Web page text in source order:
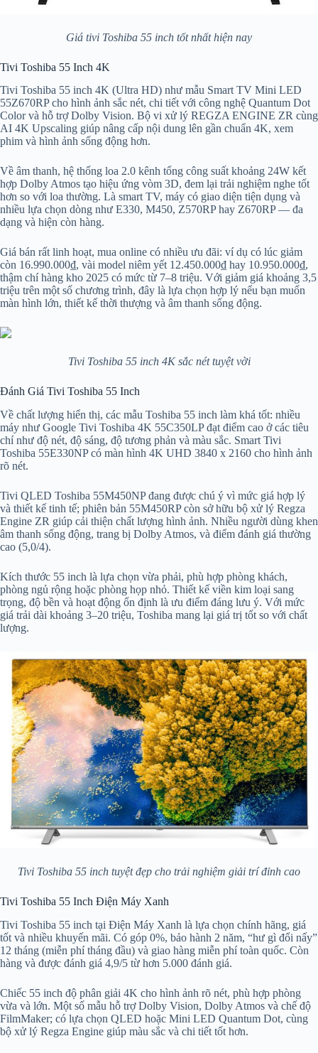
Giá tivi Toshiba 55 inch tốt nhất hiện nay
Tivi Toshiba 55 Inch 4K
Tivi Toshiba 55 inch 4K (Ultra HD) như mẫu Smart TV Mini LED
55Z670RP cho hình ảnh sắc nét, chi tiết với công nghệ Quantum Dot
Color và hỗ trợ Dolby Vision. Bộ vi xử lý REGZA ENGINE ZR cùng
AI 4K Upscaling giúp nâng cấp nội dung lên gần chuẩn 4K, xem
phim và hình ảnh sống động hơn.
Về âm thanh, hệ thống loa 2.0 kênh tổng công suất khoảng 24W kết
hợp Dolby Atmos tạo hiệu ứng vòm 3D, đem lại trải nghiệm nghe tốt
hơn so với loa thường. Là smart TV, máy có giao diện tiện dụng và
nhiều lựa chọn dòng như E330, M450, Z570RP hay Z670RP — đa
dạng và hiện còn hàng.
Giá bán rất linh hoạt, mua online có nhiều ưu đãi: ví dụ có lúc giảm
còn 16.990.000₫, vài model niêm yết 12.450.000₫ hay 10.950.000₫,
thậm chí hàng kho 2025 có mức từ 7–8 triệu. Với giảm giá khoảng 3,5
triệu trên một số chương trình, đây là lựa chọn hợp lý nếu bạn muốn
màn hình lớn, thiết kế thời thượng và âm thanh sống động.
Tivi Toshiba 55 inch 4K sắc nét tuyệt vời
Đánh Giá Tivi Toshiba 55 Inch
Về chất lượng hiển thị, các mẫu Toshiba 55 inch làm khá tốt: nhiều
máy như Google Tivi Toshiba 4K 55C350LP đạt điểm cao ở các tiêu
chí như độ nét, độ sáng, độ tương phản và màu sắc. Smart Tivi
Toshiba 55E330NP có màn hình 4K UHD 3840 x 2160 cho hình ảnh
rõ nét.
Tivi QLED Toshiba 55M450NP đang được chú ý vì mức giá hợp lý
và thiết kế tinh tế; phiên bản 55M450RP còn sở hữu bộ xử lý Regza
Engine ZR giúp cải thiện chất lượng hình ảnh. Nhiều người dùng khen
âm thanh sống động, trang bị Dolby Atmos, và điểm đánh giá thường
cao (5,0/4).
Kích thước 55 inch là lựa chọn vừa phải, phù hợp phòng khách,
phòng ngủ rộng hoặc phòng họp nhỏ. Thiết kế viền kim loại sang
trọng, độ bền và hoạt động ổn định là ưu điểm đáng lưu ý. Với mức
giá trải dài khoảng 3–20 triệu, Toshiba mang lại giá trị tốt so với chất
lượng.
Tivi Toshiba 55 inch tuyệt đẹp cho trải nghiệm giải trí đỉnh cao
Tivi Toshiba 55 Inch Điện Máy Xanh
Tivi Toshiba 55 inch tại Điện Máy Xanh là lựa chọn chính hãng, giá
tốt và nhiều khuyến mãi. Có góp 0%, bảo hành 2 năm, “hư gì đổi nấy”
12 tháng (miễn phí tháng đầu) và giao hàng miễn phí toàn quốc. Còn
hàng và được đánh giá 4,9/5 từ hơn 5.000 đánh giá.
Chiếc 55 inch độ phân giải 4K cho hình ảnh rõ nét, phù hợp phòng
vừa và lớn. Một số mẫu hỗ trợ Dolby Vision, Dolby Atmos và chế độ
FilmMaker; có lựa chọn QLED hoặc Mini LED Quantum Dot, cùng
bộ xử lý Regza Engine giúp màu sắc và chi tiết tốt hơn.